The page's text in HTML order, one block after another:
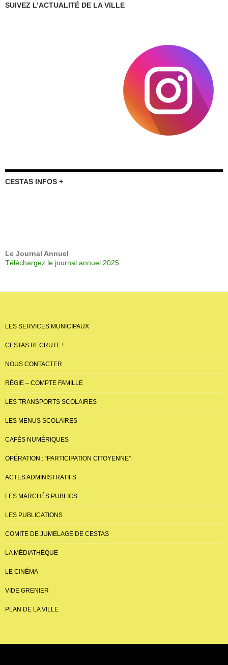
SUIVEZ L’ACTUALITÉ DE LA VILLE
CESTAS INFOS +
Le Journal Annuel
Téléchargez le journal annuel 2025
LES SERVICES MUNICIPAUX
CESTAS RECRUTE !
NOUS CONTACTER
RÉGIE – COMPTE FAMILLE
LES TRANSPORTS SCOLAIRES
LES MENUS SCOLAIRES
CAFÉS NUMÉRIQUES
OPÉRATION : “PARTICIPATION CITOYENNE”
ACTES ADMINISTRATIFS
LES MARCHÉS PUBLICS
LES PUBLICATIONS
COMITE DE JUMELAGE DE CESTAS
LA MÉDIATHÈQUE
LE CINÉMA
VIDE GRENIER
PLAN DE LA VILLE